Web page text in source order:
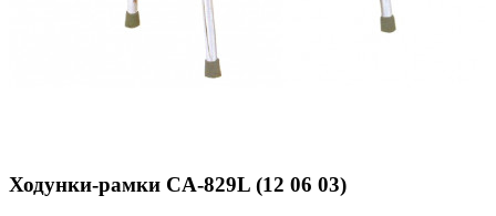
Ходунки-рамки CA-829L (12 06 03)